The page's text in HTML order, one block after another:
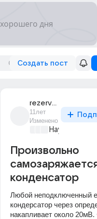
Создать пост
rezerv_poligrafych
11лет
Изменено
Наука
Произвольно
конденсатор
Любой неподключенный
кондерсатор через
накапливает около